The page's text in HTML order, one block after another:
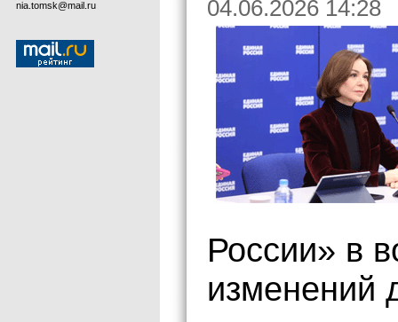
nia.tomsk@mail.ru
04.06.2026 14:28
России» в
изменений